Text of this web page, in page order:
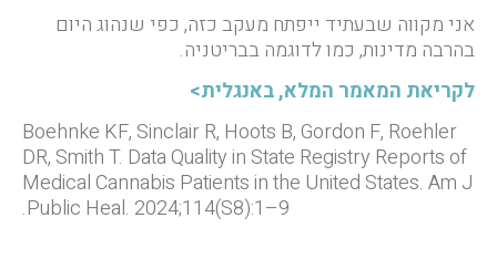
אני מקווה שבעתיד ייפתח מעקב כזה, כפי שנהוג היום
בהרבה מדינות, כמו לדוגמה בבריטניה.
לקריאת המאמר המלא, באנגלית>
Boehnke KF, Sinclair R, Hoots B, Gordon F, Roehler
DR, Smith T. Data Quality in State Registry Reports of
Medical Cannabis Patients in the United States. Am J
Public Heal. 2024;114(S8):1–9.